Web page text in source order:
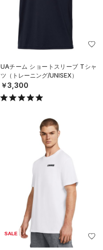
UAチーム ショートスリーブ Tシャ
ツ（トレーニング/UNISEX）
￥3,300
SALE